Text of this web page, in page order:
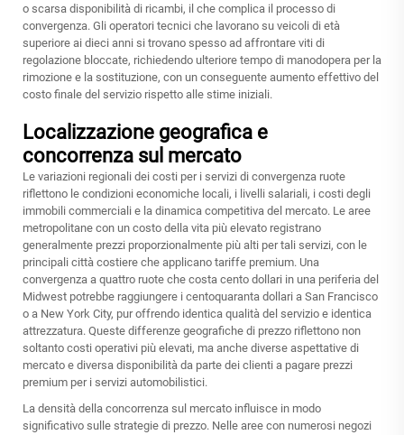
o scarsa disponibilità di ricambi, il che complica il processo di
convergenza. Gli operatori tecnici che lavorano su veicoli di età
superiore ai dieci anni si trovano spesso ad affrontare viti di
regolazione bloccate, richiedendo ulteriore tempo di manodopera per la
rimozione e la sostituzione, con un conseguente aumento effettivo del
costo finale del servizio rispetto alle stime iniziali.
Localizzazione geografica e
concorrenza sul mercato
Le variazioni regionali dei costi per i servizi di convergenza ruote
riflettono le condizioni economiche locali, i livelli salariali, i costi degli
immobili commerciali e la dinamica competitiva del mercato. Le aree
metropolitane con un costo della vita più elevato registrano
generalmente prezzi proporzionalmente più alti per tali servizi, con le
principali città costiere che applicano tariffe premium. Una
convergenza a quattro ruote che costa cento dollari in una periferia del
Midwest potrebbe raggiungere i centoquaranta dollari a San Francisco
o a New York City, pur offrendo identica qualità del servizio e identica
attrezzatura. Queste differenze geografiche di prezzo riflettono non
soltanto costi operativi più elevati, ma anche diverse aspettative di
mercato e diversa disponibilità da parte dei clienti a pagare prezzi
premium per i servizi automobilistici.
La densità della concorrenza sul mercato influisce in modo
significativo sulle strategie di prezzo. Nelle aree con numerosi negozi